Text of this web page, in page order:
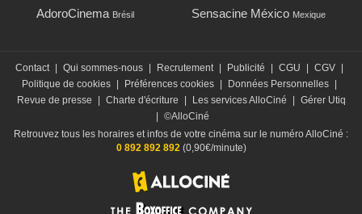
AdoroCinema Brésil Sensacine México Mexique
Contact Qui sommes-nous Recrutement Publicité CGU CGV
Politique de cookies
Préférences cookies Données Personnelles
Revue de presse
Charte d'écriture Les services AlloCiné
Gérer Utiq
©AlloCiné
Retrouvez tous les horaires et infos de votre cinéma sur le numéro AlloCiné :
0 892 892 892(0,90€/minute)